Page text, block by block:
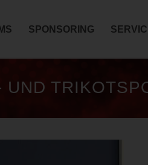
SPONSORING